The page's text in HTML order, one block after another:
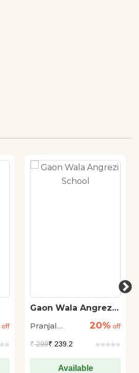
off
Gaon Wala Angrezi
Pranjal
20% off
₹299₹ 239.2
Available